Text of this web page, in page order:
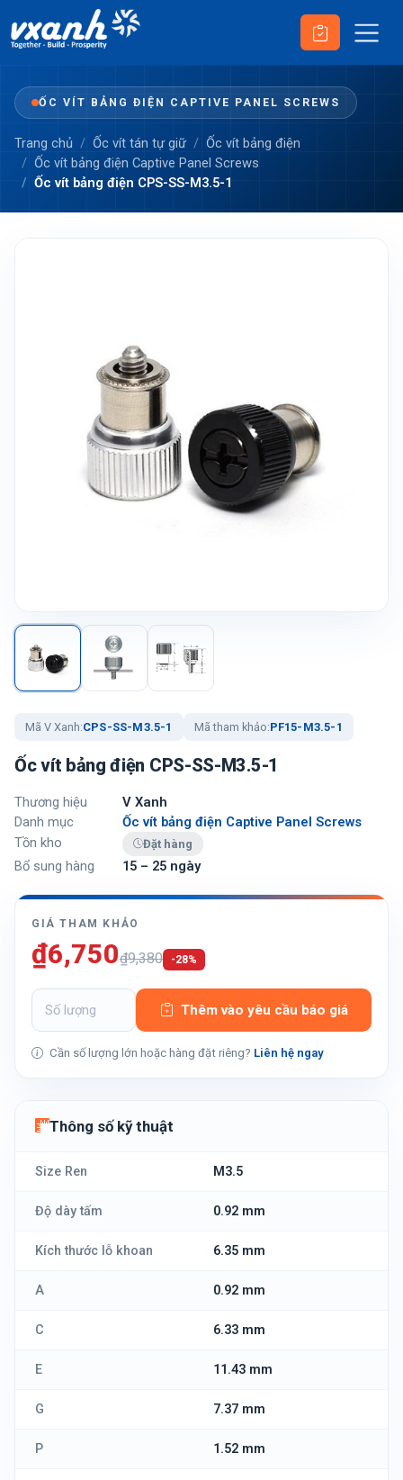
ỐC VÍT BẢNG ĐIỆN CAPTIVE PANEL SCREWS
Trang chủ Ốc vít tán tự giữ
Ốc vít bảng điện
Ốc vít bảng điện Captive Panel Screws
Ốc vít bảng điện CPS-SS-M3.5-1
Mã V Xanh:CPS-SS-M3.5-1 Mã tham khảo:PF15-M3.5-1
Ốc vít bảng điện CPS-SS-M3.5-1
Thương hiệu
V Xanh
Danh mục
Ốc vít bảng điện Captive Panel Screws
Tồn kho
Đặt hàng
Bổ sung hàng 15 – 25 ngày
GIÁ THAM KHẢO
₫6,750₫9,380 -28%
Thêm vào yêu cầu báo giá
Cần số lượng lớn hoặc hàng đặt riêng? Liên hệ ngay
Thông số kỹ thuật
Size Ren M3.5
Độ dày tấm 0.92 mm
Kích thước lỗ khoan 6.35 mm
A 0.92 mm
C 6.33 mm
E 11.43 mm
G 7.37 mm
P 1.52 mm